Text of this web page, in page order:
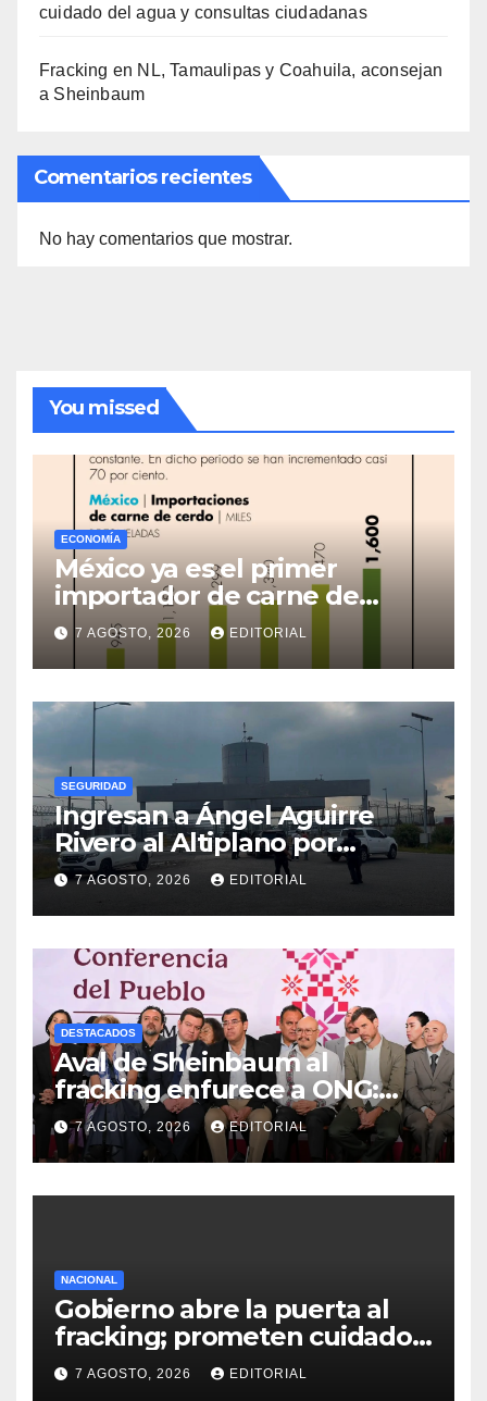
cuidado del agua y consultas ciudadanas
Fracking en NL, Tamaulipas y Coahuila, aconsejan
a Sheinbaum
Comentarios recientes
No hay comentarios que mostrar.
You missed
ECONOMÍA
México ya es el primer
importador de carne de
cerdo en el mundo
7 AGOSTO, 2026 EDITORIAL
SEGURIDAD
Ingresan a Ángel Aguirre
Rivero al Altiplano por
presunta destrucción de
evidencias de caso
Ayotzinapa
7 AGOSTO, 2026 EDITORIAL
DESTACADOS
Aval de Sheinbaum al
fracking enfurece a ONG:
“Buscaban cómo usarlo con
menos culpa”
7 AGOSTO, 2026 EDITORIAL
NACIONAL
Gobierno abre la puerta al
fracking; prometen cuidado
del agua y consultas
ciudadanas
7 AGOSTO, 2026 EDITORIAL